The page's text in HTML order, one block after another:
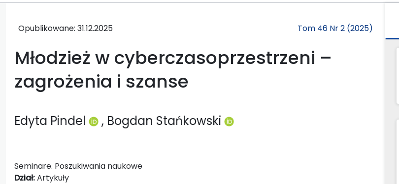
Opublikowane: 31.12.2025 Tom 46 Nr 2 (2025)
Młodzież w cyberczasoprzestrzeni –
zagrożenia i szanse
Edyta Pindel , Bogdan Stańkowski
Seminare. Poszukiwania naukowe
Dział:Artykuły